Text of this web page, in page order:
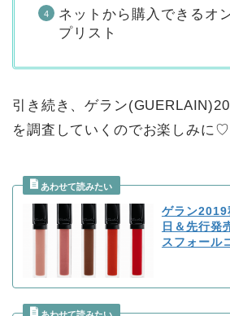
ネットから購入できるオ
プリスト
引き続き、ゲラン
を調査していくのでお楽しみに♡
ゲラン2019
日＆先行発
スフォール